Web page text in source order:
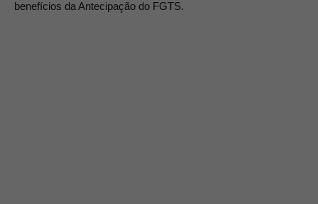
benefícios da Antecipação do FGTS.